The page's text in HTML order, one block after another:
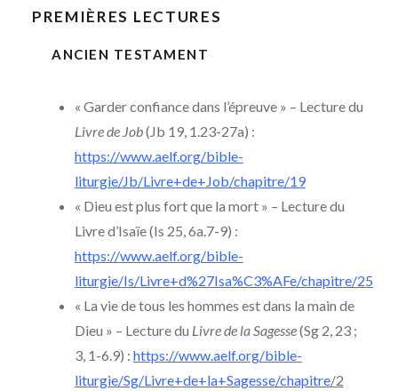
PREMIÈRES LECTURES
ANCIEN TESTAMENT
« Garder confiance dans l’épreuve » – Lecture du
Livre de Job(Jb 19, 1.23-27a) :
https://www.aelf.org/bible-
liturgie/Jb/Livre+de+Job/chapitre/19
« Dieu est plus fort que la mort » – Lecture du
Livre d’Isaïe (Is 25, 6a.7-9) :
https://www.aelf.org/bible-
liturgie/Is/Livre+d%27Isa%C3%AFe/chapitre/25
« La vie de tous les hommes est dans la main de
Dieu » – Lecture du Livre de la Sagesse(Sg 2, 23 ;
3, 1-6.9) : https://www.aelf.org/bible-
liturgie/Sg/Livre+de+la+Sagesse/chapitre/2